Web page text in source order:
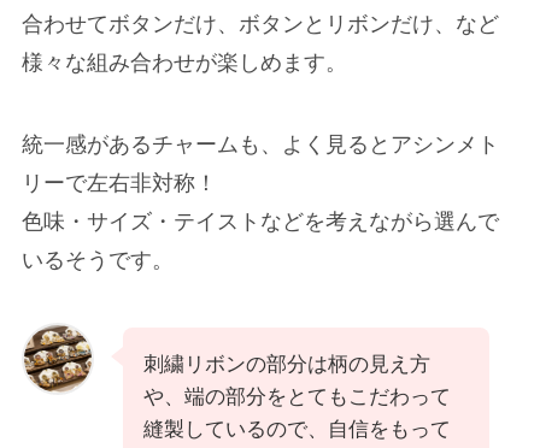
合わせてボタンだけ、ボタンとリボンだけ、など
様々な組み合わせが楽しめます。
統一感があるチャームも、よく見るとアシンメト
リーで左右非対称！
色味・サイズ・テイストなどを考えながら選んで
いるそうです。
刺繍リボンの部分は柄の見え方
や、端の部分をとてもこだわって
縫製しているので、自信をもって